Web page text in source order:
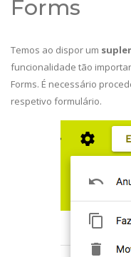
Forms
Temos ao dispor um
funcionalidade tão
Forms. É necessário
respetivo formulário.